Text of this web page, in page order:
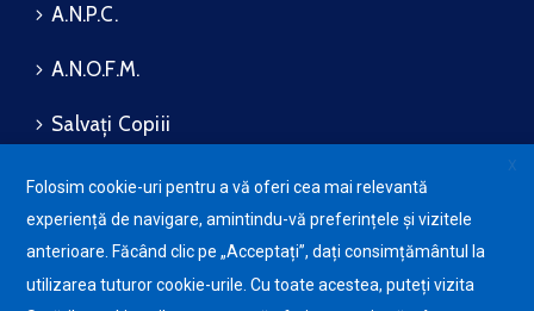
A.N.P.C.
A.N.O.F.M.
Salvați Copiii
Bizalmassági és
adatvédelmi politika
Süti-szabályzat
Avansis
Mobile
X
Folosim cookie-uri pentru a vă oferi cea mai relevantă
experiență de navigare, amintindu-vă preferințele și vizitele
anterioare. Făcând clic pe „Acceptați”, dați consimțământul la
utilizarea tuturor cookie-urile. Cu toate acestea, puteți vizita